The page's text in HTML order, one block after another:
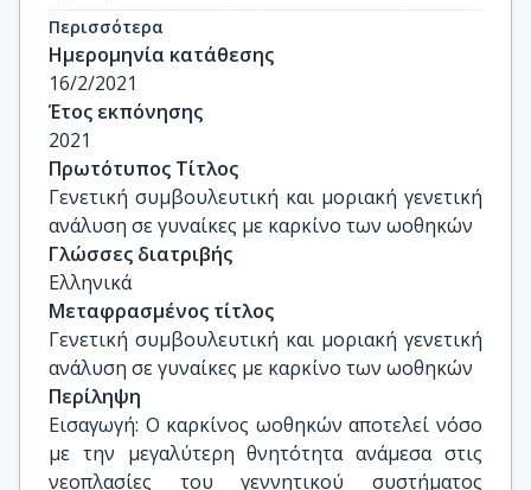
Πρωτοπαπάς Αθανάσιος, Αναπληρωτής
Καθηγητής, Ιατρική Σχολή, ΕΚΠΑ
Θωμάκος Νικόλαος. Επίκουρος Καθηγητής,
Ιατρική Σχολή, ΕΚΠΑ
Χαιδόπουλος Δημήτριος, Επίκουρος
Καθηγητής, Ιατρική Σχολή, ΕΚΠΑ
Περισσότερα
Ημερομηνία κατάθεσης
16/2/2021
Έτος εκπόνησης
2021
Πρωτότυπος Τίτλος
Γενετική συμβουλευτική και μοριακή γενετική
ανάλυση σε γυναίκες με καρκίνο των ωοθηκών
Γλώσσες διατριβής
Ελληνικά
Μεταφρασμένος τίτλος
Γενετική συμβουλευτική και μοριακή γενετική
ανάλυση σε γυναίκες με καρκίνο των ωοθηκών
Περίληψη
Εισαγωγή: Ο καρκίνος ωοθηκών αποτελεί νόσο
με την μεγαλύτερη θνητότητα ανάμεσα στις
νεοπλασίες του γεννητικού συστήματος